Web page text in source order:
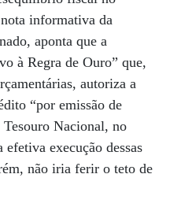
informativa da
aponta que a
à Regra de Ouro” que,
autoriza a
“por emissão de
Nacional, no
execução dessas
não iria ferir o teto de